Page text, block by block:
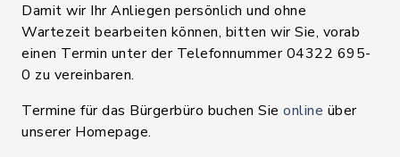
Damit wir Ihr Anliegen persönlich und ohne
Wartezeit bearbeiten können, bitten wir Sie, vorab
einen Termin unter der Telefonnummer 04322 695-
0 zu vereinbaren.
Termine für das Bürgerbüro buchen Sie online über
unserer Homepage.